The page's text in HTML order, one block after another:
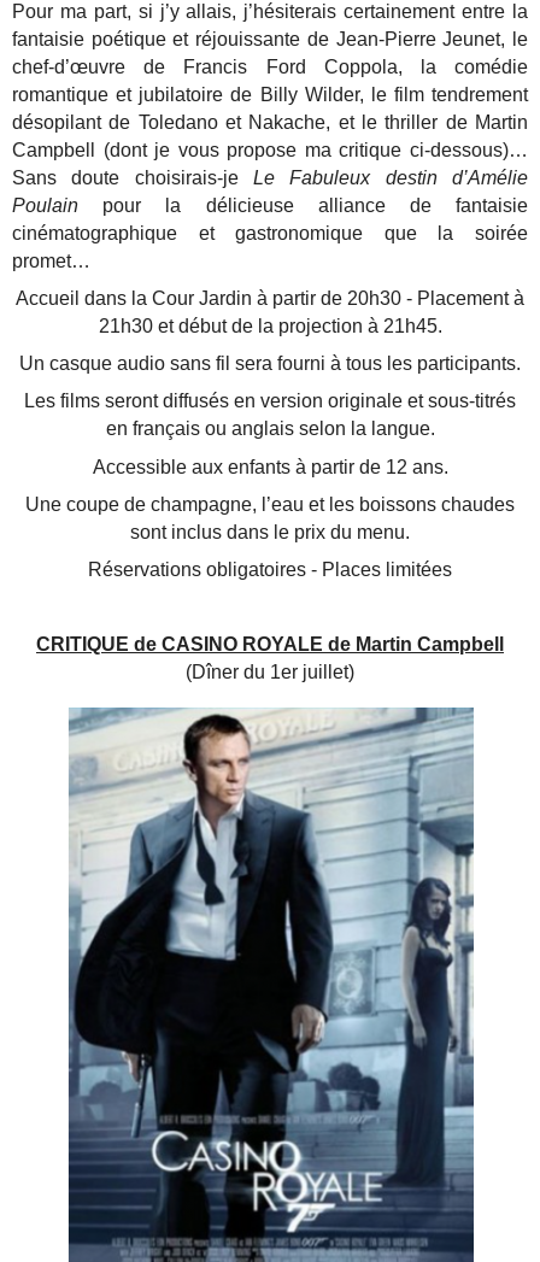
Pour ma part, si j’y allais, j’hésiterais certainement entre la
fantaisie poétique et réjouissante de Jean-Pierre Jeunet, le
chef-d’œuvre de Francis Ford Coppola, la comédie
romantique et jubilatoire de Billy Wilder, le film tendrement
désopilant de Toledano et Nakache, et le thriller de Martin
Campbell (dont je vous propose ma critique ci-dessous)…
Sans doute choisirais-je Le Fabuleux destin d’Amélie
Poulain pour la délicieuse alliance de fantaisie
cinématographique et gastronomique que la soirée
promet…
Accueil dans la Cour Jardin à partir de 20h30 - Placement à
21h30 et début de la projection à 21h45.
Un casque audio sans fil sera fourni à tous les participants.
Les films seront diffusés en version originale et sous-titrés
en français ou anglais selon la langue.
Accessible aux enfants à partir de 12 ans.
Une coupe de champagne, l’eau et les boissons chaudes
sont inclus dans le prix du menu.
Réservations obligatoires - Places limitées
CRITIQUE de CASINO ROYALE de Martin Campbell
(Dîner du 1er juillet)